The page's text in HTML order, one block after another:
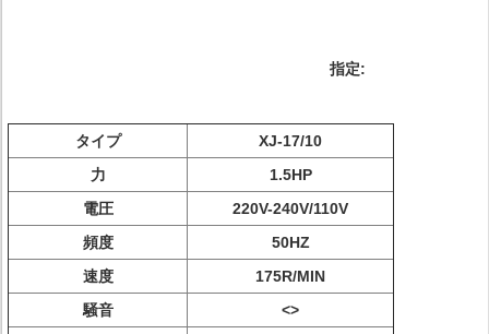
指定:
タイプ
XJ-17/10
力
1.5HP
電圧
220V-240V/110V
頻度
50HZ
速度
175R/MIN
騒音
<>